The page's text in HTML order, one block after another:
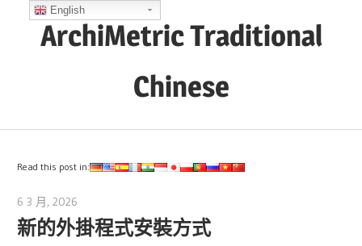
ArchiMetric Traditional
Chinese
Ops,
Agile
and
Read this post in:
6 3 月, 2026
新的外掛程式安裝方式
English